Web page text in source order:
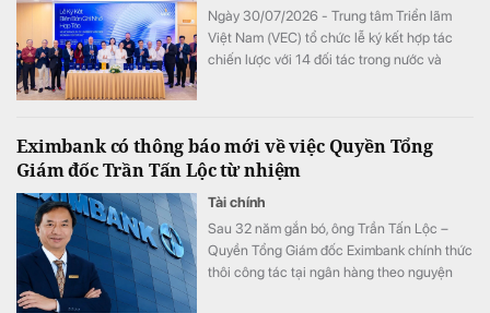
Ngày 30/07/2026 - Trung tâm Triển lãm
Việt Nam (VEC) tổ chức lễ ký kết hợp tác
chiến lược với 14 đối tác trong nước và
Eximbank có thông báo mới về việc Quyền Tổng
Giám đốc Trần Tấn Lộc từ nhiệm
Tài chính
Sau 32 năm gắn bó, ông Trần Tấn Lộc –
Quyền Tổng Giám đốc Eximbank chính thức
thôi công tác tại ngân hàng theo nguyện